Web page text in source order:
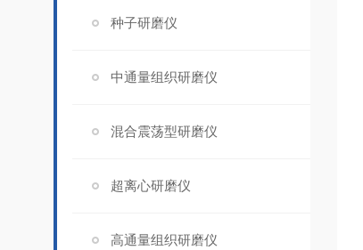
种子研磨仪
中通量组织研磨仪
混合震荡型研磨仪
超离心研磨仪
高通量组织研磨仪